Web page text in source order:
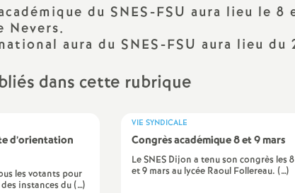
t
N
a
de
services
Service partagé
Circulaires/Notes services
du SNES-FSU aura lieu le 8
Nevers.
aura du SNES-FSU aura lieu du
dans cette rubrique
d’orientation
les votants pour
instances du (…)
VIE SYNDICALE
Congrès académique 8 et 9 mars
Le SNES Dijon a tenu son congrès les 8
et 9 mars au lycée Raoul Follereau. (…)